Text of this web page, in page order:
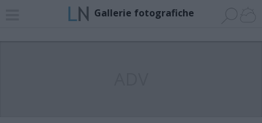
Gallerie fotografiche